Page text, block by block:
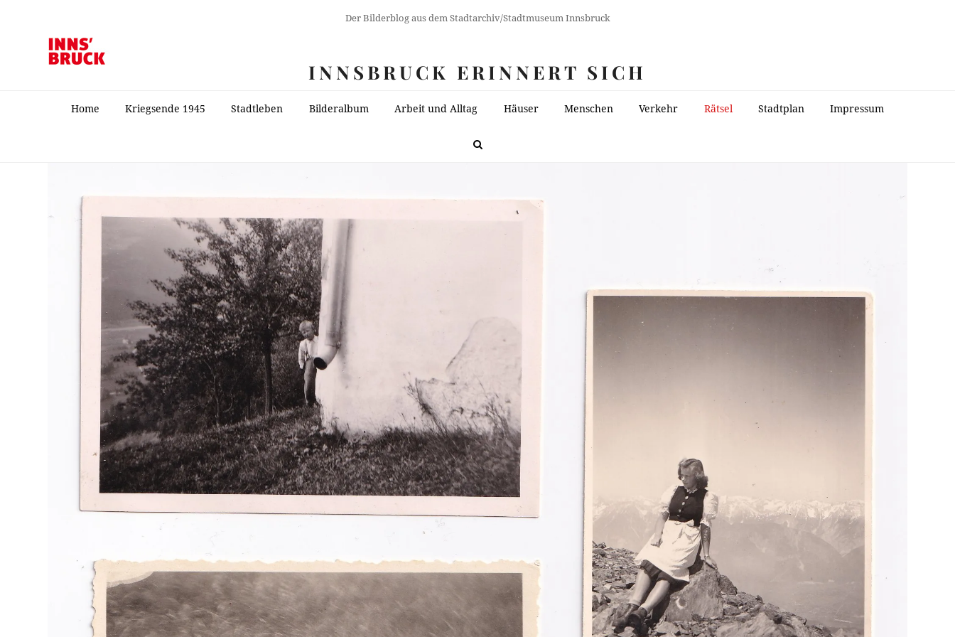
Der Bilderblog aus dem Stadtarchiv/Stadtmuseum Innsbruck
INNSBRUCK ERINNERT SICH
Home Kriegsende 1945 Stadtleben Bilderalbum Arbeit und Alltag Häuser Menschen Verkehr Rätsel Stadtplan Impressum